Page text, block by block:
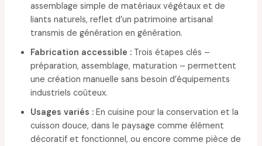
assemblage simple de matériaux végétaux et de
liants naturels, reflet d’un patrimoine artisanal
transmis de génération en génération.
Fabrication accessible :Trois étapes clés –
préparation, assemblage, maturation – permettent
une création manuelle sans besoin d’équipements
industriels coûteux.
Usages variés :En cuisine pour la conservation et la
cuisson douce, dans le paysage comme élément
décoratif et fonctionnel, ou encore comme pièce de